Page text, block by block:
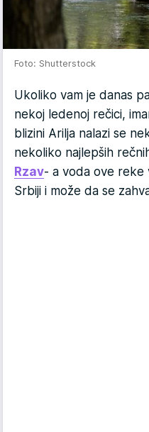
Foto: Shutterstock
Ukoliko vam je danas
nekoj ledenoj rečici,
blizini Arilja nalazi se
nekoliko najlepših
Rzav- a voda ove reke
Srbiji i može da se